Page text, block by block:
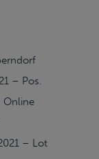
– Pos.
Online
– Lot